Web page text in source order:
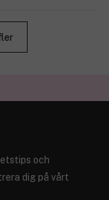
och
dig på vårt